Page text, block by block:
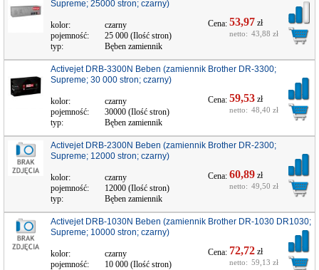
Supreme; 25000 stron; czarny)
kolor:
czarny
pojemność:
25 000 (Ilość stron)
typ:
Bęben zamiennik
Cena: 53,97 zł
netto: 43,88 zł
Activejet DRB-3300N Beben (zamiennik Brother DR-3300;
Supreme; 30 000 stron; czarny)
kolor:
czarny
pojemność:
30000 (Ilość stron)
typ:
Bęben zamiennik
Cena: 59,53 zł
netto: 48,40 zł
Activejet DRB-2300N Beben (zamiennik Brother DR-2300;
Supreme; 12000 stron; czarny)
kolor:
czarny
pojemność:
12000 (Ilość stron)
typ:
Bęben zamiennik
Cena: 60,89 zł
netto: 49,50 zł
Activejet DRB-1030N Beben (zamiennik Brother DR-1030 DR1030;
Supreme; 10000 stron; czarny)
kolor:
czarny
pojemność:
10 000 (Ilość stron)
Cena: 72,72 zł
netto: 59,13 zł